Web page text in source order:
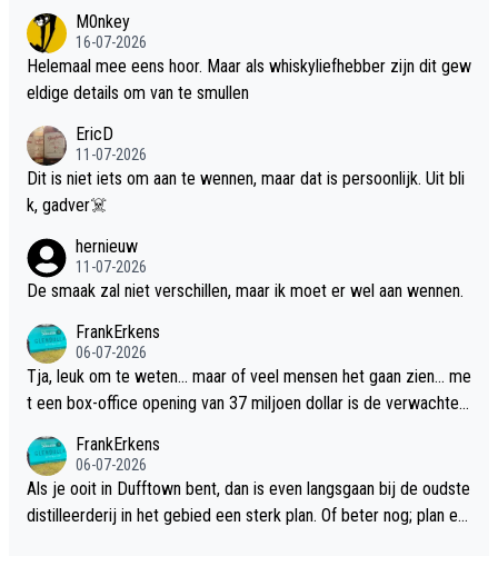
M0nkey
16-07-2026
Helemaal mee eens hoor. Maar als whiskyliefhebber zijn dit gew
eldige details om van te smullen
EricD
11-07-2026
Dit is niet iets om aan te wennen, maar dat is persoonlijk. Uit bli
k, gadver☠️
hernieuw
11-07-2026
De smaak zal niet verschillen, maar ik moet er wel aan wennen.
FrankErkens
06-07-2026
Tja, leuk om te weten... maar of veel mensen het gaan zien... me
t een box-office opening van 37 miljoen dollar is de verwachte
FrankErkens
06-07-2026
Als je ooit in Dufftown bent, dan is even langsgaan bij de oudste
distilleerderij in het gebied een sterk plan. Of beter nog; plan ee